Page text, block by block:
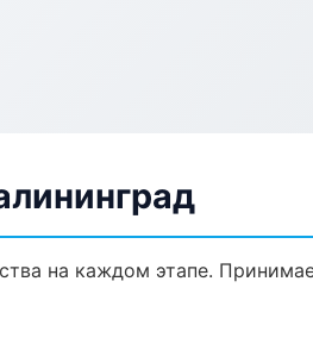
на каждом этапе.